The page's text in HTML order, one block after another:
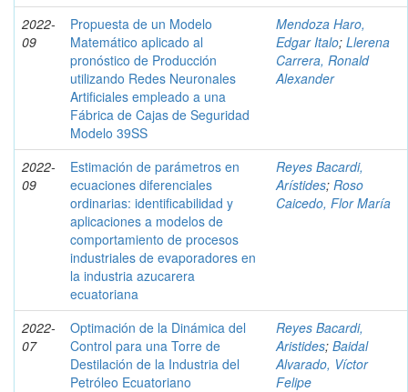
2022-
09
Propuesta de un Modelo
Matemático aplicado al
pronóstico de Producción
utilizando Redes Neuronales
Artificiales empleado a una
Fábrica de Cajas de Seguridad
Modelo 39SS
Mendoza Haro,
Edgar Italo; Llerena
Carrera, Ronald
Alexander
2022-
09
Estimación de parámetros en
ecuaciones diferenciales
ordinarias: identificabilidad y
aplicaciones a modelos de
comportamiento de procesos
industriales de evaporadores en
la industria azucarera
ecuatoriana
Reyes Bacardi,
Arístides; Roso
Caicedo, Flor María
2022-
07
Optimación de la Dinámica del
Control para una Torre de
Destilación de la Industria del
Petróleo Ecuatoriano
Reyes Bacardi,
Aristides; Baidal
Alvarado, Víctor
Felipe